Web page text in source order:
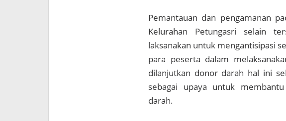
Pemantauan dan pengamanan
Kelurahan Petungasri selain
laksanakan untuk mengantisipasi
para peserta dalam
dilanjutkan donor darah hal ini
sebagai upaya untuk
darah.